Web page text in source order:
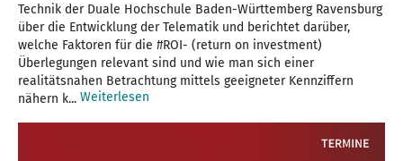
Technik der Duale Hochschule Baden-Württemberg Ravensburg
über die Entwicklung der Telematik und berichtet darüber,
welche Faktoren für die #ROI- (return on investment)
Überlegungen relevant sind und wie man sich einer
realitätsnahen Betrachtung mittels geeigneter Kennziffern
nähern k... Weiterlesen